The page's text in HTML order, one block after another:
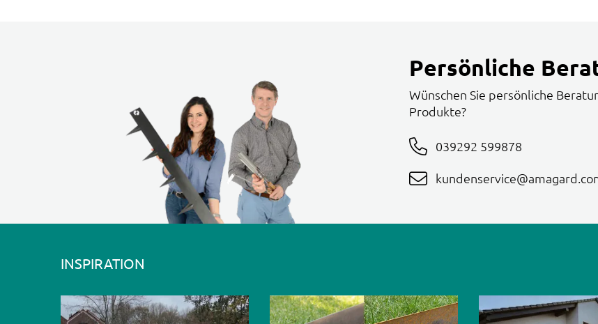
Persönliche
Wünschen Sie persönliche
Produkte?
039292 599878
INSPIRATION